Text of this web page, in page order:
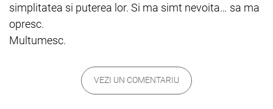
simplitatea si puterea lor. Si ma simt nevoita… sa ma
opresc.
Multumesc.
VEZI UN COMENTARIU